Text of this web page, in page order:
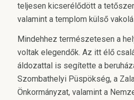
teljesen kicserélődött a
valamint a templom külső
Mindehhez természetesen a
voltak elegendők. Az itt élő
áldozattal is segítette a
Szombathelyi Püspökség, a
Önkormányzat, valamint a